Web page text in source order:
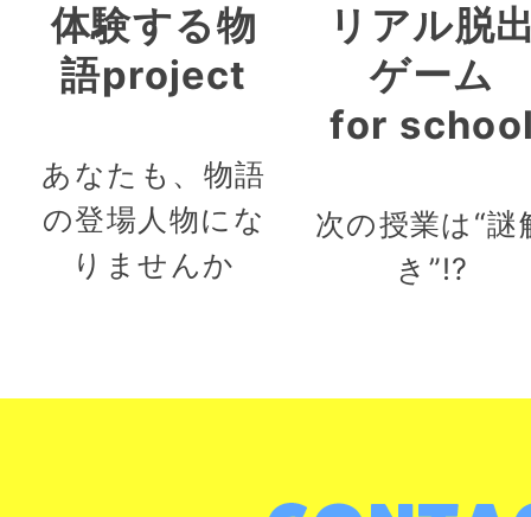
体験する物
語project
あなたも、物語
の登場人物にな
りませんか
リアル脱
ゲーム
for
次の授業は“謎
き”!?